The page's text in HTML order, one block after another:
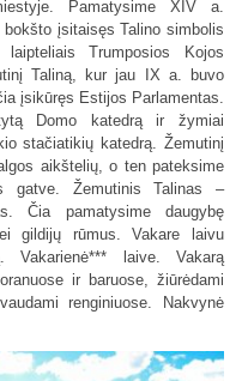
Pamatysime XIV a.
įsitaisęs Talino simbolis
Trumposios Kojos
Taliną, kur jau IX a. buvo
įsikūręs Estijos Parlamentas.
Domo katedrą ir žymiai
stačiatikių katedrą. Žemutinį
aikštelių, o ten pateksime
gatve. Žemutinis Talinas –
Čia pamatysime daugybę
gildijų rūmus. Vakare laivu
Vakarienė*** laive. Vakarą
ir baruose, žiūrėdami
renginiuose. Nakvynė